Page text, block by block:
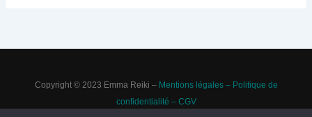
Copyright © 2023 Emma Reiki – Mentions légales– Politique de
confidentialité – CGV